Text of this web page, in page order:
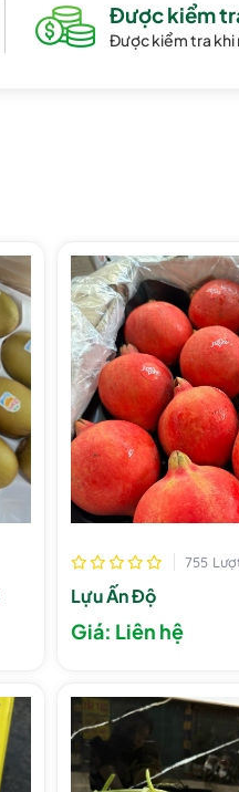
Được kiểm
Được kiểm tra khi
755
Lựu Ấn Độ
Giá: Liên hệ